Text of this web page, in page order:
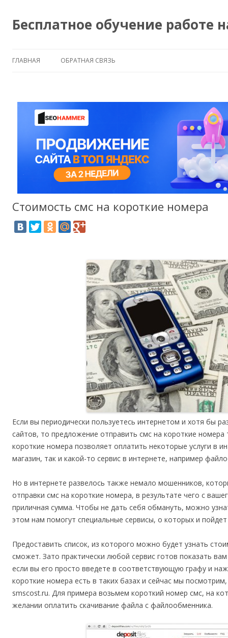
Бесплатное обучение работе
ГЛАВНАЯ ОБРАТНАЯ СВЯЗЬ
Стоимость смс на короткие номера
Если вы периодически пользуетесь интернетом и хотя бы
сайтов, то предложение отправить смс на короткие
короткие номера позволяет оплатить некоторые услуги в
магазин, так и какой-то сервис в интернете, например
Но в интернете развелось также немало мошенников,
отправки смс на короткие номера, в результате чего с
приличная сумма. Чтобы не дать себя обмануть, можно
этом нам помогут специальные сервисы, о которых и
Предоставить список, из которого можно будет узнать
сможет. Зато практически любой сервис готов показать
если вы его просто введете в соответствующую графу и
короткие номера есть в таких базах и сейчас мы
smscost.ru. Для примера возьмем короткий номер смс, на
желании оплатить скачивание файла с файлообменника.